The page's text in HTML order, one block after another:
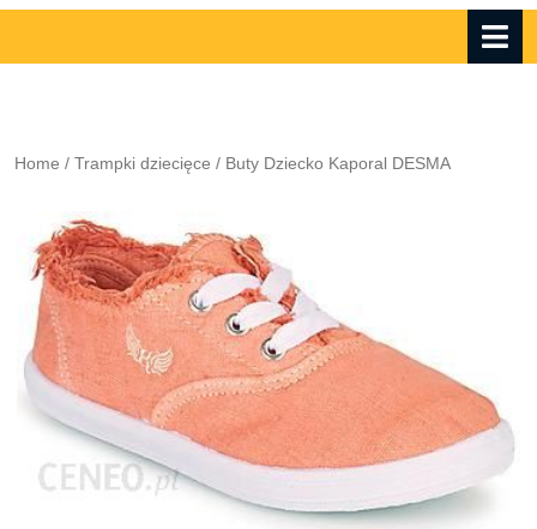
Account
cart
Home / Trampki dziecięce / Buty Dziecko Kaporal DESMA